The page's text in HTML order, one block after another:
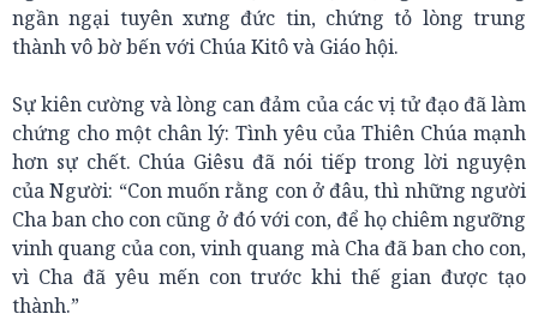
ngần ngại tuyên xưng đức tin, chứng tỏ lòng trung
thành vô bờ bến với Chúa Kitô và Giáo hội.
Sự kiên cường và lòng can đảm của các vị tử đạo đã làm
chứng cho một chân lý: Tình yêu của Thiên Chúa mạnh
hơn sự chết. Chúa Giêsu đã nói tiếp trong lời nguyện
của Người: “Con muốn rằng con ở đâu, thì những người
Cha ban cho con cũng ở đó với con, để họ chiêm ngưỡng
vinh quang của con, vinh quang mà Cha đã ban cho con,
vì Cha đã yêu mến con trước khi thế gian được tạo
thành.”